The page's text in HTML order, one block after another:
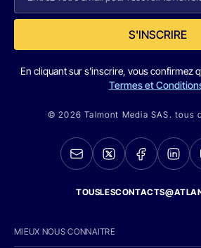
S'INSCRIRE
En cliquant sur s'inscrire, vous confirmez
Termes et
© 2026 Talmont Media SAS. tous
MIEUX NOUS CONNAITRE